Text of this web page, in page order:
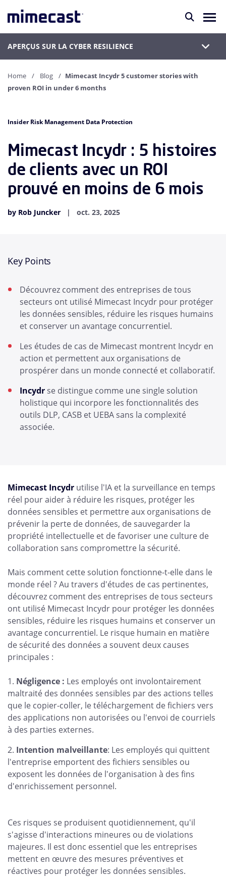
APERÇUS SUR LA CYBER RESILIENCE
Home Blog
Mimecast Incydr 5 customer stories with
proven ROI in under 6 months
Insider Risk Management Data Protection
Mimecast Incydr : 5 histoires
de clients avec un ROI
prouvé en moins de 6 mois
by Rob Juncker oct. 23, 2025
Key Points
Découvrez comment des entreprises de tous
secteurs ont utilisé Mimecast Incydr pour protéger
les données sensibles, réduire les risques humains
et conserver un avantage concurrentiel.
Les études de cas de Mimecast montrent Incydr en
action et permettent aux organisations de
prospérer dans un monde connecté et collaboratif.
Incydr se distingue comme une single solution
holistique qui incorpore les fonctionnalités des
outils DLP, CASB et UEBA sans la complexité
associée.
Mimecast Incydr utilise l'IA et la surveillance en temps
réel pour aider à réduire les risques, protéger les
données sensibles et permettre aux organisations de
prévenir la perte de données, de sauvegarder la
propriété intellectuelle et de favoriser une culture de
collaboration sans compromettre la sécurité.
Mais comment cette solution fonctionne-t-elle dans le
monde réel ? Au travers d'études de cas pertinentes,
découvrez comment des entreprises de tous secteurs
ont utilisé Mimecast Incydr pour protéger les données
sensibles, réduire les risques humains et conserver un
avantage concurrentiel. Le risque humain en matière
de sécurité des données a souvent deux causes
principales :
Négligence : Les employés ont involontairement
maltraité des données sensibles par des actions telles
que le copier-coller, le téléchargement de fichiers vers
des applications non autorisées ou l'envoi de courriels
à des parties externes.
Intention malveillante: Les employés qui quittent
l'entreprise emportent des fichiers sensibles ou
exposent les données de l'organisation à des fins
d'enrichissement personnel.
Ces risques se produisent quotidiennement, qu'il
s'agisse d'interactions mineures ou de violations
majeures. Il est donc essentiel que les entreprises
mettent en œuvre des mesures préventives et
réactives pour protéger les données sensibles.